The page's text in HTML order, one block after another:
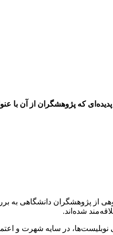
که پژوهشگران از آن با
از پژوهشگران دانشگاهی به
شده‌اند.
نوبلیست‌ها، در سایه شهرت و